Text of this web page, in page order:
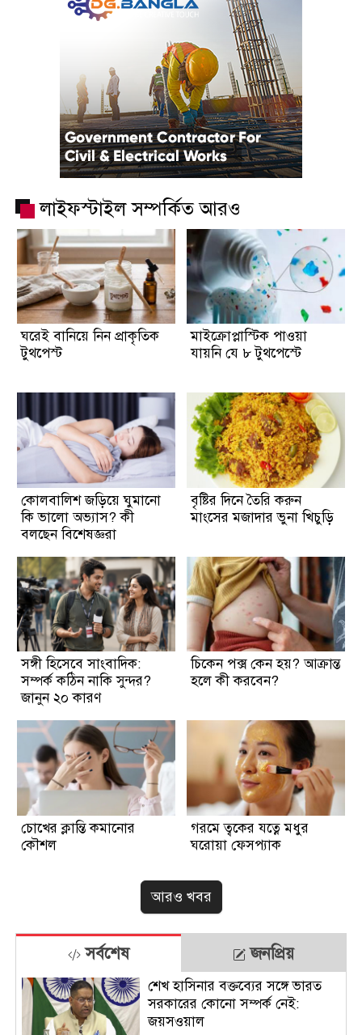
লাইফস্টাইল সম্পর্কিত আরও
ঘরেই বানিয়ে নিন প্রাকৃতিক
টুথপেস্ট
মাইক্রোপ্লাস্টিক পাওয়া
যায়নি যে ৮ টুথপেস্টে
কোলবালিশ জড়িয়ে ঘুমানো
কি ভালো অভ্যাস? কী
বলছেন বিশেষজ্ঞরা
বৃষ্টির দিনে তৈরি করুন
মাংসের মজাদার ভুনা খিচুড়ি
সঙ্গী হিসেবে সাংবাদিক:
সম্পর্ক কঠিন নাকি সুন্দর?
জানুন ২০ কারণ
চিকেন পক্স কেন হয়? আক্রান্ত
হলে কী করবেন?
চোখের ক্লান্তি কমানোর
কৌশল
গরমে ত্বকের যত্নে মধুর
ঘরোয়া ফেসপ্যাক
আরও খবর
সর্বশেষ জনপ্রিয়
শেখ হাসিনার বক্তব্যের সঙ্গে ভারত
সরকারের কোনো সম্পর্ক নেই:
জয়সওয়াল